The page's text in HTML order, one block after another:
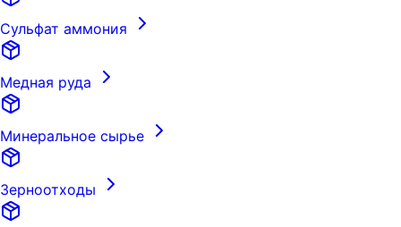
Сульфат аммония
Медная руда
Минеральное сырье
Зерноотходы